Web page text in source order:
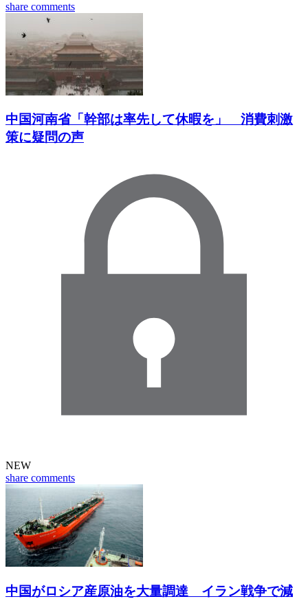
share comments
中国河南省「幹部は率先して休暇を」 消費刺激
策に疑問の声
NEW
share comments
中国がロシア産原油を大量調達 イラン戦争で減